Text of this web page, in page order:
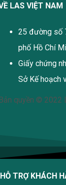
LAS VIỆT NAM
25 đường số
phố Hồ Chí
Giấy chứng
Sở Kế hoạch
quyền © 2022
HỖ TRỢ KHÁCH